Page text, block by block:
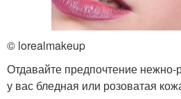
© lorealmakeup
Отдавайте предпочтение
у вас бледная или розоватая